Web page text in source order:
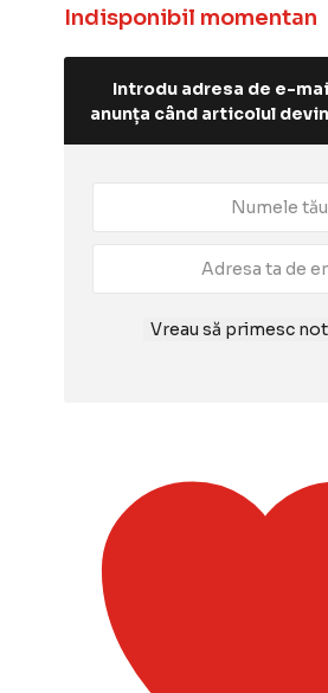
Indisponibil momentan
Introdu adresa de e-
anunța când articolul
Vreau să primesc